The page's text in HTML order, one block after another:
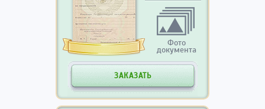
Фото
документа
ЗАКАЗАТЬ